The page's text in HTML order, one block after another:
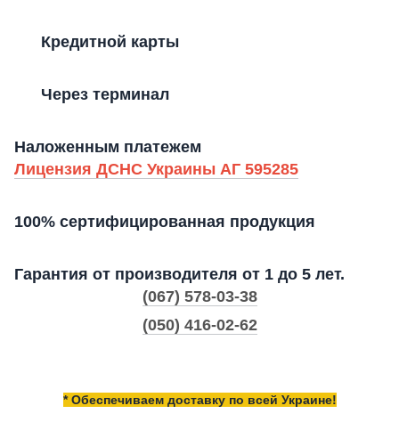
Кредитной карты
Через терминал
Наложенным платежем
Лицензия ДСНС Украины АГ 595285
100% сертифицированная продукция
Гарантия от производителя от 1 до 5 лет.
(067) 578-03-38
(050) 416-02-62
* Обеспечиваем доставку по всей Украине!